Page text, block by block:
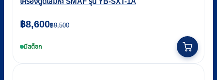
฿9,500
Original
was:
฿9,500.
฿8,600
Current
is:
฿8,600.
มีสต็อก